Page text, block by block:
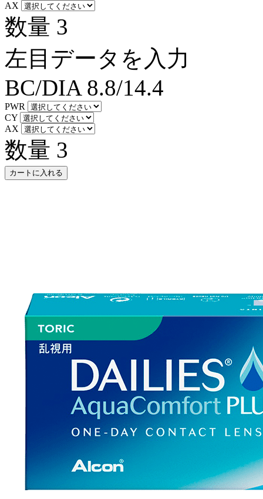
AX
数量 3
左目データを入力
BC/DIA 8.8/14.4
PWR
CY
AX
数量 3
カートに入れる